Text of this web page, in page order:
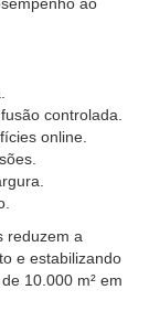
controlada.
online.
reduzem a
e estabilizando
10.000 m² em